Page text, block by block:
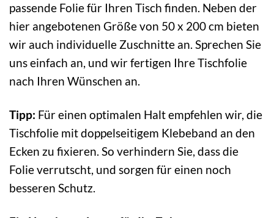
passende Folie für Ihren Tisch finden. Neben der
hier angebotenen Größe von 50 x 200 cm bieten
wir auch individuelle Zuschnitte an. Sprechen Sie
uns einfach an, und wir fertigen Ihre Tischfolie
nach Ihren Wünschen an.
Tipp: Für einen optimalen Halt empfehlen wir, die
Tischfolie mit doppelseitigem Klebeband an den
Ecken zu fixieren. So verhindern Sie, dass die
Folie verrutscht, und sorgen für einen noch
besseren Schutz.